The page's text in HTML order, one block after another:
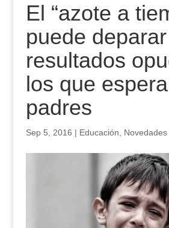
El “azote a
puede deparar
resultados
los que
padres
Sep 5, 2016 | Educación Novedades